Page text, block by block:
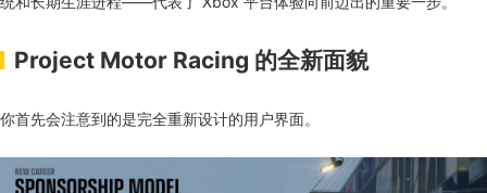
Project Motor Racing 的全新面貌
你首先会注意到的是完全重新设计的用户界面。